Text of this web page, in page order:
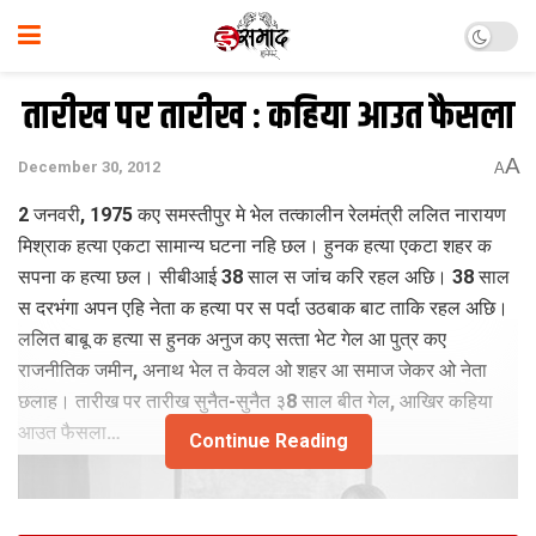
तारीख पर तारीख : कहिया आउत फैसला
December 30, 2012 AA
2 जनवरी, 1975 कए समस्तीपुर मे भेल तत्कालीन रेलमंत्री ललित नारायण
मिश्राक हत्या एकटा सामान्य घटना नहि छल। हुनक हत्या एकटा शहर क
सपना क हत्या छल। सीबीआई 38 साल स जांच करि रहल अछि। 38 साल
स दरभंगा अपन एहि नेता क हत्या पर स पर्दा उठबाक बाट ताकि रहल अछि।
ललित बाबू क हत्‍या स हुनक अनुज कए सत्‍ता भेट गेल आ पुत्र कए
राजनीतिक जमीन, अनाथ भेल त केवल ओ शहर आ समाज जेकर ओ नेता
छलाह। तारीख पर तारीख सुनैत-सुनैत ३8 साल बीत गेल, आखिर कहिया
आउत फैसला…
Continue Reading